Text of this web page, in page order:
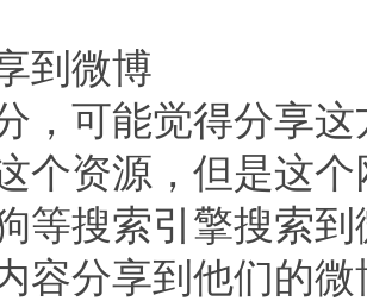
到微博
，可能觉得分享
个资源，但是这
等搜索引擎搜索
容分享到他们的